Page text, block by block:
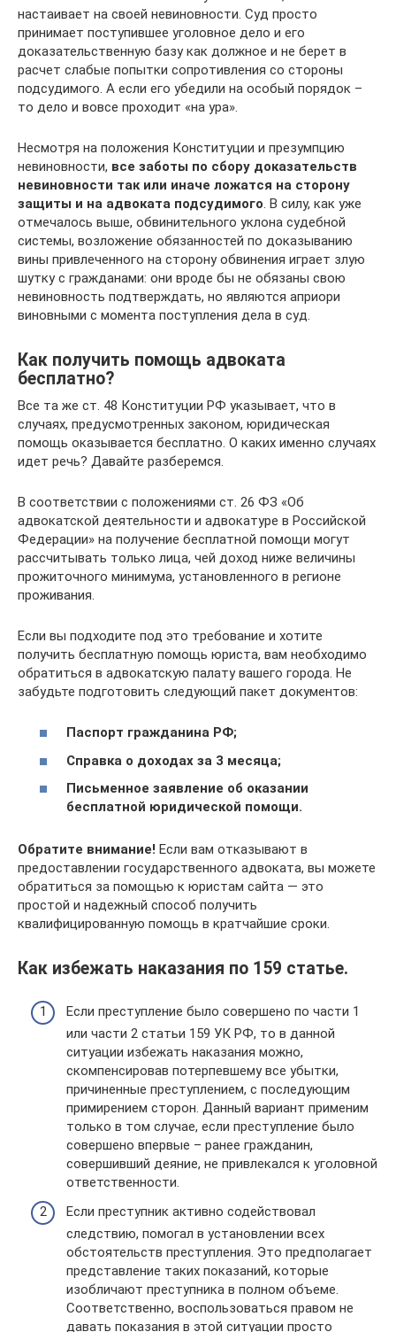
настаивает на своей невиновности. Суд просто
принимает поступившее уголовное дело и его
доказательственную базу как должное и не берет в
расчет слабые попытки сопротивления со стороны
подсудимого. А если его убедили на особый порядок –
то дело и вовсе проходит «на ура».
Несмотря на положения Конституции и презумпцию
невиновности, все заботы по сбору доказательств
невиновности так или иначе ложатся на сторону
защиты и на адвоката подсудимого . В силу, как уже
отмечалось выше, обвинительного уклона судебной
системы, возложение обязанностей по доказыванию
вины привлеченного на сторону обвинения играет злую
шутку с гражданами: они вроде бы не обязаны свою
невиновность подтверждать, но являются априори
виновными с момента поступления дела в суд.
Как получить помощь адвоката
бесплатно?
Все та же ст. 48 Конституции РФ указывает, что в
случаях, предусмотренных законом, юридическая
помощь оказывается бесплатно. О каких именно случаях
идет речь? Давайте разберемся.
В соответствии с положениями ст. 26 ФЗ «Об
адвокатской деятельности и адвокатуре в Российской
Федерации» на получение бесплатной помощи могут
рассчитывать только лица, чей доход ниже величины
прожиточного минимума, установленного в регионе
проживания.
Если вы подходите под это требование и хотите
получить бесплатную помощь юриста, вам необходимо
обратиться в адвокатскую палату вашего города. Не
забудьте подготовить следующий пакет документов:
Паспорт гражданина РФ;
Справка о доходах за 3 месяца;
Письменное заявление об оказании
бесплатной юридической помощи.
Обратите внимание! Если вам отказывают в
предоставлении государственного адвоката, вы можете
обратиться за помощью к юристам сайта — это
простой и надежный способ получить
квалифицированную помощь в кратчайшие сроки.
Как избежать наказания по 159 статье.
Если преступление было совершено по части 1
или части 2 статьи 159 УК РФ, то в данной
ситуации избежать наказания можно,
скомпенсировав потерпевшему все убытки,
причиненные преступлением, с последующим
примирением сторон. Данный вариант применим
только в том случае, если преступление было
совершено впервые – ранее гражданин,
совершивший деяние, не привлекался к уголовной
ответственности.
Если преступник активно содействовал
следствию, помогал в установлении всех
обстоятельств преступления. Это предполагает
представление таких показаний, которые
изобличают преступника в полном объеме.
Соответственно, воспользоваться правом не
давать показания в этой ситуации просто